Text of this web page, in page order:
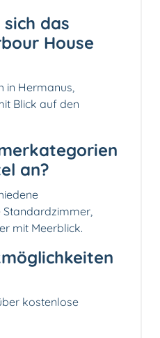
das
House
in Hermanus,
Blick auf den
an?
mit Meerblick.
kostenlose